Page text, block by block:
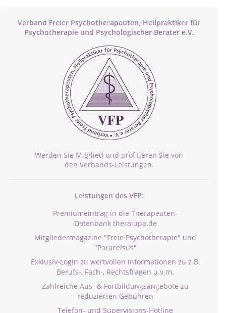
Verband Freier Psychotherapeuten, Heilpraktiker für
Psychotherapie und Psychologischer Berater e.V.
Werden Sie Mitglied und profitieren Sie von
den Verbands-Leistungen.
Leistungen des VFP:
Premiumeintrag in die Therapeuten-
Datenbank theralupa.de
Mitgliedermagazine "Freie Psychotherapie" und
"Paracelsus"
Exklusiv-Login zu wertvollen Informationen zu z.B.
Berufs-, Fach-, Rechtsfragen u.v.m.
Zahlreiche Aus- & Fortbildungsangebote zu
reduzierten Gebühren
Telefon- und Supervisions-Hotline